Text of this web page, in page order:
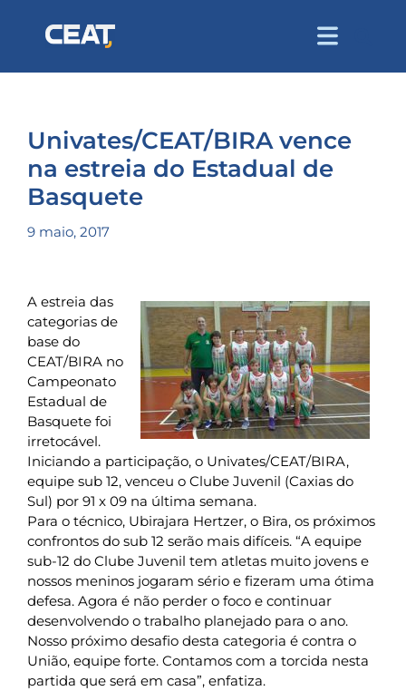
Univates/CEAT/BIRA vence
na estreia do Estadual de
Basquete
9 maio, 2017
A estreia das
categorias de
base do
CEAT/BIRA no
Campeonato
Estadual de
Basquete foi
irretocável.
Iniciando a participação, o Univates/CEAT/BIRA,
equipe sub 12, venceu o Clube Juvenil (Caxias do
Sul) por 91 x 09 na última semana.
Para o técnico, Ubirajara Hertzer, o Bira, os próximos
confrontos do sub 12 serão mais difíceis. “A equipe
sub-12 do Clube Juvenil tem atletas muito jovens e
nossos meninos jogaram sério e fizeram uma ótima
defesa. Agora é não perder o foco e continuar
desenvolvendo o trabalho planejado para o ano.
Nosso próximo desafio desta categoria é contra o
União, equipe forte. Contamos com a torcida nesta
partida que será em casa”, enfatiza.